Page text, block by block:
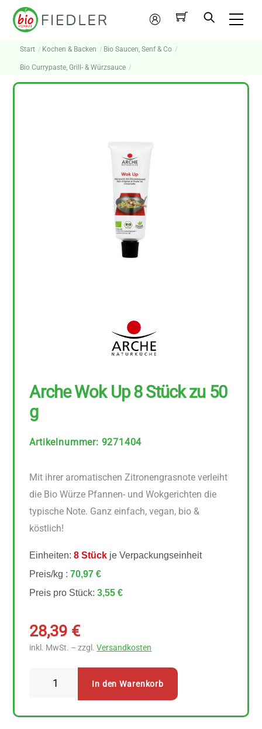
Skip
Mein
Konto
Start Kochen & Backen Bio Saucen, Senf & Co
Bio Currypaste, Grill- & Würzsauce
Arche Wok Up 8 Stück zu 50
g
Artikelnummer: 9271404
Mit ihrer aromatischen Zitronengrasnote verleiht
die Bio Würze Pfannen- und Wokgerichten die
typische Note. Ganz einfach, vegan, bio &
köstlich!
Einheiten:8 Stück je Verpackungseinheit
Preis/kg :70,97 €
Preis pro Stück:3,55 €
28,39 €
inkl. MwSt. – zzgl.Versandkosten
In den Warenkorb